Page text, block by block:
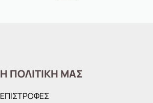
Η ΠΟΛΙΤΙΚΗ ΜΑΣ
ΕΠΙΣΤΡΟΦΕΣ